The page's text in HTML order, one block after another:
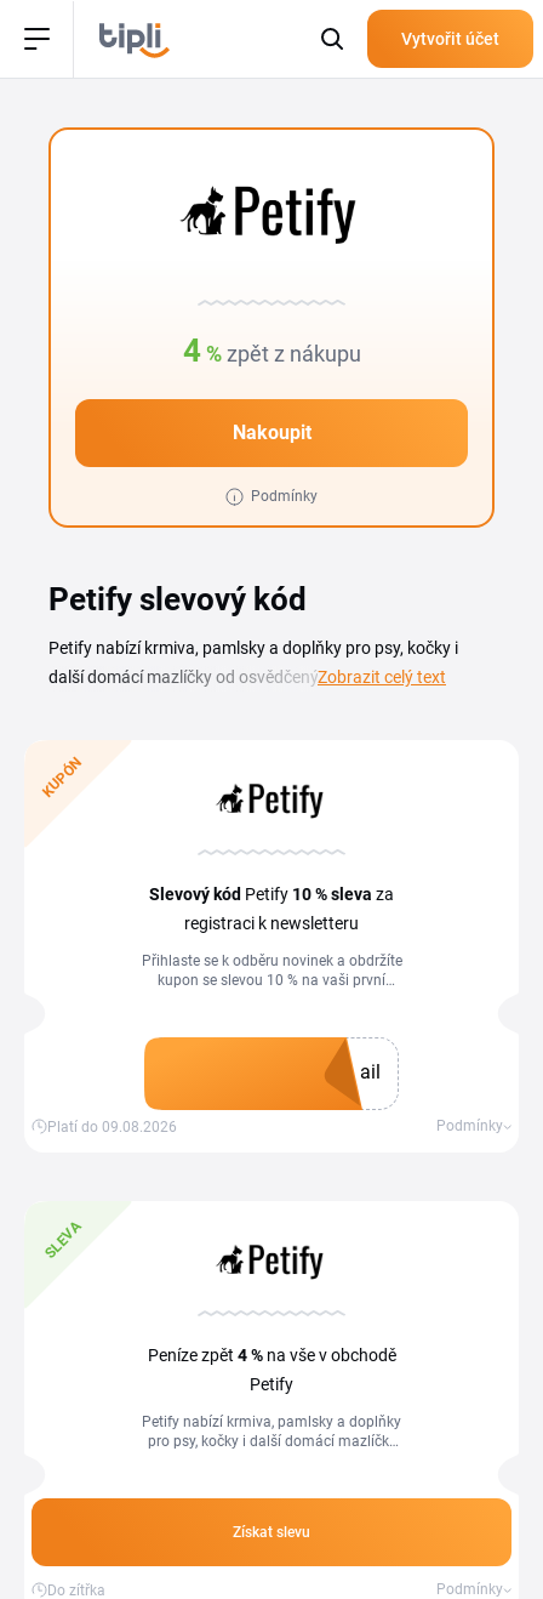
Vytvořit účet
4 % zpět z nákupu
Nakoupit
Podmínky
Petify slevový kód
Petify nabízí krmiva, pamlsky a doplňky pro psy, kočky i
další domácí mazlíčky od osvědčených značek. S Petify
stránce a vložit v košíku. V přehledu na této stránce najdeš
aktuální Petify slevový kupón i sezónní akce, které Petify
vypisuje během jarních a podzimních kampaní. Kódy
obvykle platí na konkrétní kategorie (krmivo, kosmetika pro
kupónu, ať máš jistotu, že se sleva uplatní na položky v
Zobrazit celý text
KUPÓN
Slevový kód Petify 10 %sleva za
registraci k newsletteru
Přihlaste se k odběru novinek a obdržíte
kupon se slevou 10 % na vaši první
ail
Platí do 09.08.2026 Podmínky
SLEVA
Peníze zpět 4 %na vše v obchodě
Petify
Petify nabízí krmiva, pamlsky a doplňky
pro psy, kočky i další domácí mazlíčky
Získat slevu
Do zítřka Podmínky